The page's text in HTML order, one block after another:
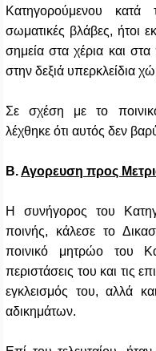
Κατηγορούμενου κατά
σωματικές βλάβες, ήτοι
σημεία στα χέρια και
στην δεξιά υπερκλείδια
Σε σχέση με το
λέχθηκε ότι αυτός δεν
Β.Αγορευση προς
Η συνήγορος του
ποινής, κάλεσε το
ποινικό μητρώο του
περιστάσεις του και τις
εγκλεισμός του, αλλά
αδικημάτων.